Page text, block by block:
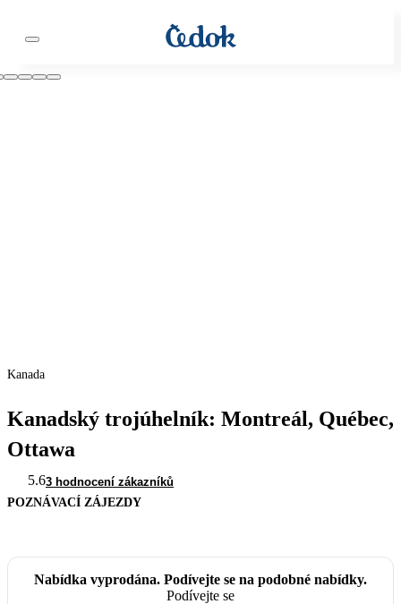
Kanada
Kanadský trojúhelník: Montreál, Québec,
Ottawa
5.63 hodnocení zákazníků
POZNÁVACÍ ZÁJEZDY
Nabídka vyprodána. Podívejte se na podobné nabídky.
Podívejte se